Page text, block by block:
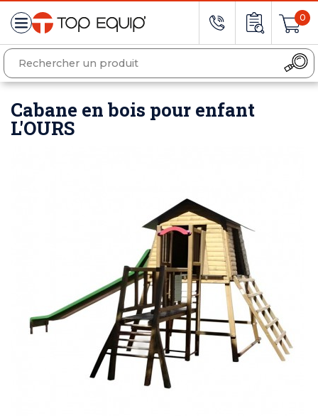
0
Cabane en bois pour enfant
L'OURS